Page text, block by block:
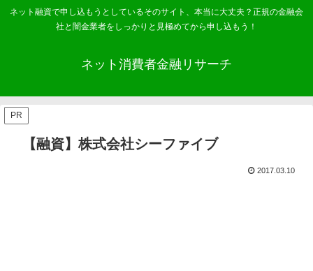
ネット融資で申し込もうとしているそのサイト、本当に大丈夫？正規の金融会
社と闇金業者をしっかりと見極めてから申し込もう！
ネット消費者金融リサーチ
PR
【融資】株式会社シーファイブ
2017.03.10